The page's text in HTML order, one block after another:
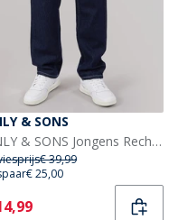
& SONS
ONLY & SONS Jongens Rechtte Pasvorm Jeans Dark Blue Denim
€ 39,99
€ 25,00